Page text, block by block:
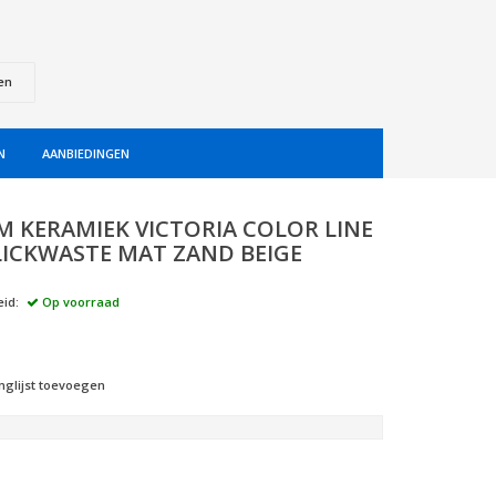
AANBIEDINGEN
KERAMIEK VICTORIA COLOR LINE
MAT ZAND BEIGE
Op voorraad
toevoegen